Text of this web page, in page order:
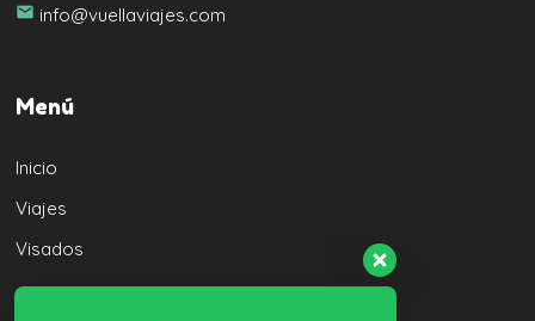
email info@vuellaviajes.com
Menú
Inicio
Viajes
Visados